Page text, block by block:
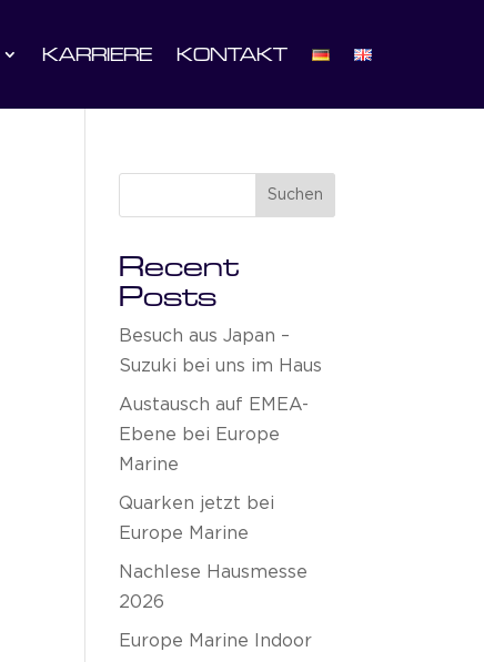
KARRIERE KONTAKT
Suchen
Recent
Posts
Besuch aus Japan –
Suzuki bei uns im Haus
Austausch auf EMEA-
Ebene bei Europe
Marine
Quarken jetzt bei
Europe Marine
Nachlese Hausmesse
2026
Europe Marine Indoor